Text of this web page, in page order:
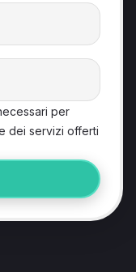
per
dei servizi offerti